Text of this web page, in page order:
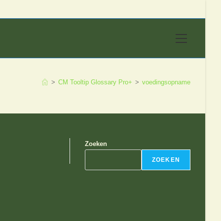
> CM Tooltip Glossary Pro+ > voedingsopname
Zoeken
ZOEKEN